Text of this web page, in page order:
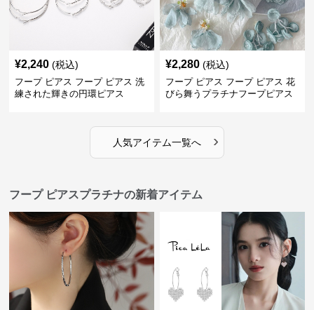
¥2,240 (税込)
フープ ピアス フープ ピアス 洗
練された輝きの円環ピアス
¥2,280 (税込)
フープ ピアス フープ ピアス 花
びら舞うプラチナフープピアス
人気アイテム一覧へ ›
フープ ピアスプラチナの新着アイテム